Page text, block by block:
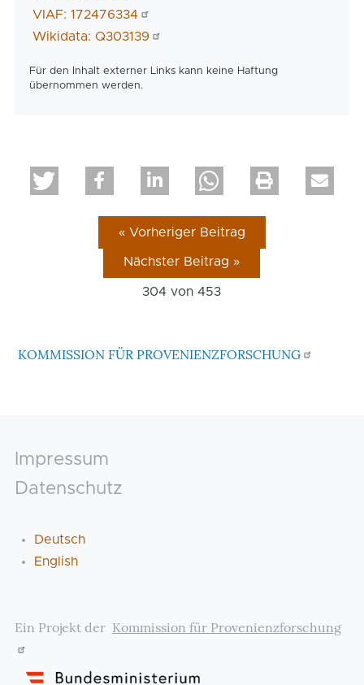
VIAF: 172476334
Wikidata: Q303139
Für den Inhalt externer Links kann keine Haftung
übernommen werden.
« Vorheriger Beitrag
Nächster Beitrag »
304 von453
KOMMISSION FÜR PROVENIENZFORSCHUNG
Footer
Impressum
Datenschutz
Deutsch
English
Ein Projekt der Kommission für Provenienzforschung